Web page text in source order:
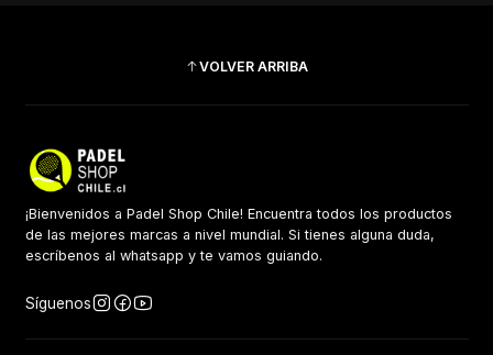
VOLVER ARRIBA
¡Bienvenidos a Padel Shop Chile! Encuentra todos los productos
de las mejores marcas a nivel mundial. Si tienes alguna duda,
escríbenos al whatsapp y te vamos guiando.
Síguenos